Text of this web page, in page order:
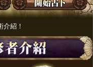
介紹！